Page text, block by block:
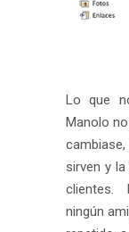
Lo que
Manolo
sirven y
clientes.
ningún